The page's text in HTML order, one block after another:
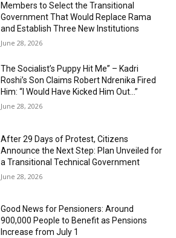
Members to Select the Transitional
Government That Would Replace Rama
and Establish Three New Institutions
June 28, 2026
The Socialist’s Puppy Hit Me” – Kadri
Roshi’s Son Claims Robert Ndrenika Fired
Him: “I Would Have Kicked Him Out…”
June 28, 2026
After 29 Days of Protest, Citizens
Announce the Next Step: Plan Unveiled for
a Transitional Technical Government
June 28, 2026
Good News for Pensioners: Around
900,000 People to Benefit as Pensions
Increase from July 1